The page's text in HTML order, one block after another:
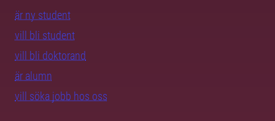
är ny student
vill bli student
vill bli doktorand
är alumn
vill söka jobb hos oss